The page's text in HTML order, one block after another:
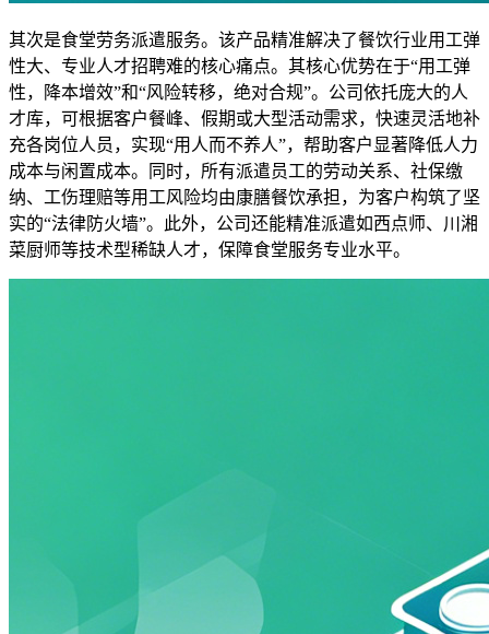
其次是食堂劳务派遣服务。该产品精准解决了餐饮行业用工弹
性大、专业人才招聘难的核心痛点。其核心优势在于“用工弹
性，降本增效”和“风险转移，绝对合规”。公司依托庞大的人
才库，可根据客户餐峰、假期或大型活动需求，快速灵活地补
充各岗位人员，实现“用人而不养人”，帮助客户显著降低人力
成本与闲置成本。同时，所有派遣员工的劳动关系、社保缴
纳、工伤理赔等用工风险均由康膳餐饮承担，为客户构筑了坚
实的“法律防火墙”。此外，公司还能精准派遣如西点师、川湘
菜厨师等技术型稀缺人才，保障食堂服务专业水平。